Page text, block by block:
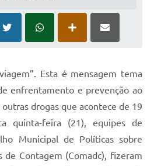
Esta é mensagem tema
enfrentamento e prevenção ao
drogas que acontece de 19
quinta-feira (21), equipes de
Municipal de Políticas sobre
de Contagem (Comadc), fizeram